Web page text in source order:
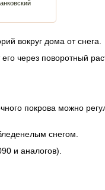
вокруг дома от снега.
через поворотный
покрова можно
снегом.
и аналогов).